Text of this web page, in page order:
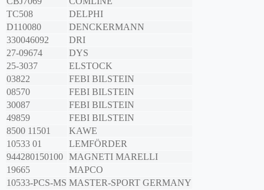
TC508
DELPHI
D110080
DENCKERMANN
330046092
DRI
27-09674
DYS
25-3037
ELSTOCK
03822
FEBI BILSTEIN
08570
FEBI BILSTEIN
30087
FEBI BILSTEIN
49859
FEBI BILSTEIN
8500 11501
KAWE
10533 01
LEMFÖRDER
944280150100 MAGNETI MARELLI
19665
MAPCO
10533-PCS-MS MASTER-SPORT GERMANY